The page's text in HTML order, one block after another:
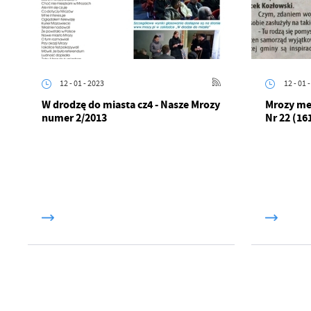
12 - 01 - 2023
W drodzę do miasta cz4 - Nasze Mrozy
numer 2/2013
12 - 01
Mrozy
Nr 22